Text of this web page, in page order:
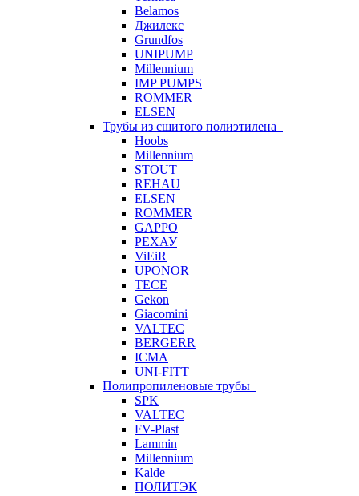
Belamos
Джилекс
Grundfos
UNIPUMP
Millennium
IMP PUMPS
ROMMER
ELSEN
Трубы из сшитого полиэтилена
Hoobs
Millennium
STOUT
REHAU
ELSEN
ROMMER
GAPPO
РЕХАУ
ViEiR
UPONOR
TECE
Gekon
Giacomini
VALTEC
BERGERR
ICMA
UNI-FITT
Полипропиленовые трубы
SPK
VALTEC
FV-Plast
Lammin
Millennium
Kalde
ПОЛИТЭК